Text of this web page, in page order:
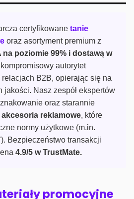
certyfikowane tanie
oraz asortyment premium z
na poziomie 99% i dostawą w
autorytet
B2B, opierając się na
jakości. Nasz zespół ekspertów
oraz starannie
akcesoria reklamowe, które
normy użytkowe (m.in.
Bezpieczeństwo transakcji
4.9/5 w TrustMate.
promocyjne